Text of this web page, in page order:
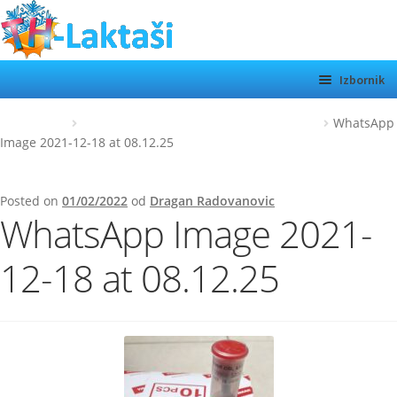
Preskoči
na
navigaciju
Skoči
do
sadržaja
Izbornik
TH LAKTAŠI
KATEGORIJE
MOTORI
O NAMA
KONTAKT
WhatsApp
Image 2021-12-18 at 08.12.25
Posted on 01/02/2022 od Dragan Radovanovic
WhatsApp Image 2021-
12-18 at 08.12.25